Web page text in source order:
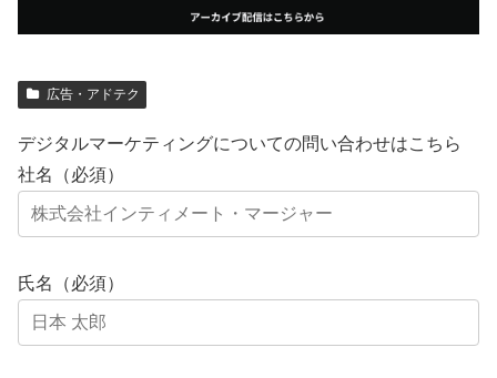
広告・アドテク
デジタルマーケティングについての問い合わせはこちら
社名（必須）
氏名（必須）